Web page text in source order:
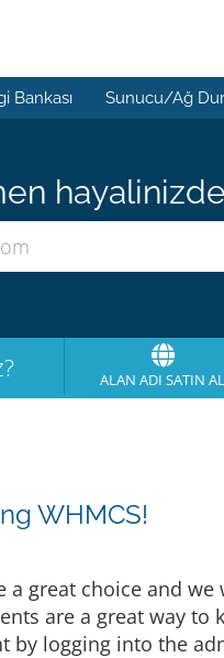
Bankası Sunucu/Ağ
ALAN ADI SATIN AL
WHMCS!
a great choice and
are a great way
by logging into the